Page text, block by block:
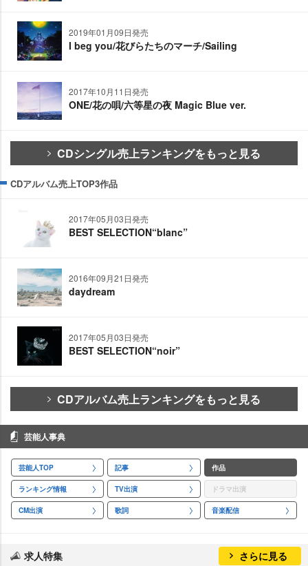
2019年01月09日発売
I beg you/花びらたちのマーチ/Sailing
2017年10月11日発売
ONE/花の唄/六等星の夜 Magic Blue ver.
CDシングル売上ランキングをもっと見る
CDアルバム売上TOP3作品
2017年05月03日発売
BEST SELECTION“blanc”
2016年09月21日発売
daydream
2017年05月03日発売
BEST SELECTION“noir”
CDアルバム売上ランキングをもっと見る
芸能人事典
芸能人TOP 記事 作品
ランキング情報 TV出演 ドラマ出演
CM出演 歌詞 音楽配信
求人特集 さらに見る